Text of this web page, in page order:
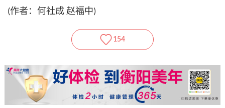
(作者：何社成 赵福中)
154